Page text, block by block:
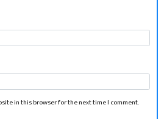
in this browser for the next time I comment.